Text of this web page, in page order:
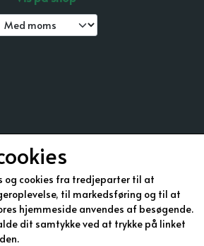
og cookies fra tredjeparter til at
til markedsføring og til at
hjemmeside anvendes af besøgende.
dit samtykke ved at trykke på linket